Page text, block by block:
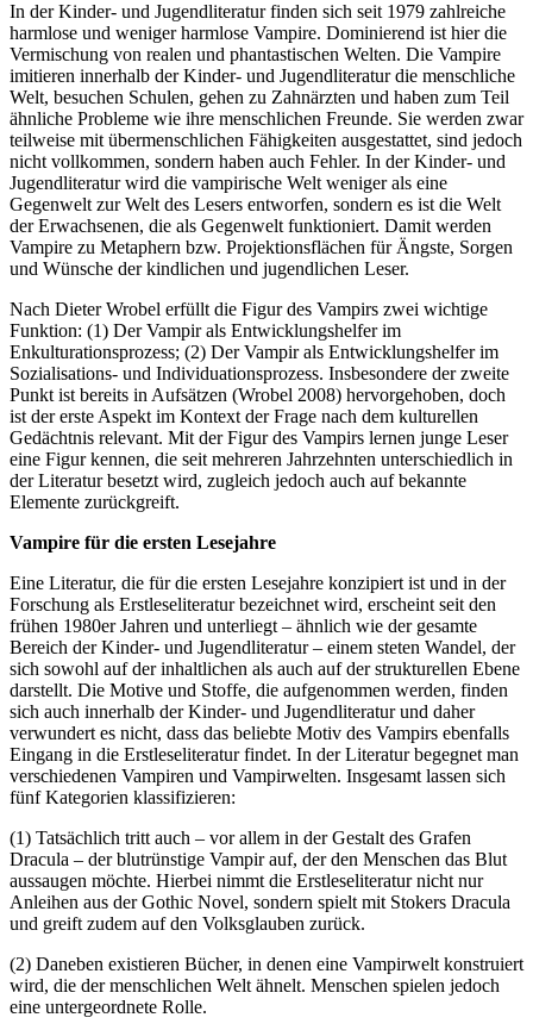
In der Kinder- und Jugendliteratur finden sich seit 1979 zahlreiche
harmlose und weniger harmlose Vampire. Dominierend ist hier die
Vermischung von realen und phantastischen Welten. Die Vampire
imitieren innerhalb der Kinder- und Jugendliteratur die menschliche
Welt, besuchen Schulen, gehen zu Zahnärzten und haben zum Teil
ähnliche Probleme wie ihre menschlichen Freunde. Sie werden zwar
teilweise mit übermenschlichen Fähigkeiten ausgestattet, sind jedoch
nicht vollkommen, sondern haben auch Fehler. In der Kinder- und
Jugendliteratur wird die vampirische Welt weniger als eine
Gegenwelt zur Welt des Lesers entworfen, sondern es ist die Welt
der Erwachsenen, die als Gegenwelt funktioniert. Damit werden
Vampire zu Metaphern bzw. Projektionsflächen für Ängste, Sorgen
und Wünsche der kindlichen und jugendlichen Leser.
Nach Dieter Wrobel erfüllt die Figur des Vampirs zwei wichtige
Funktion: (1) Der Vampir als Entwicklungshelfer im
Enkulturationsprozess; (2) Der Vampir als Entwicklungshelfer im
Sozialisations- und Individuationsprozess. Insbesondere der zweite
Punkt ist bereits in Aufsätzen (Wrobel 2008) hervorgehoben, doch
ist der erste Aspekt im Kontext der Frage nach dem kulturellen
Gedächtnis relevant. Mit der Figur des Vampirs lernen junge Leser
eine Figur kennen, die seit mehreren Jahrzehnten unterschiedlich in
der Literatur besetzt wird, zugleich jedoch auch auf bekannte
Elemente zurückgreift.
Vampire für die ersten Lesejahre
Eine Literatur, die für die ersten Lesejahre konzipiert ist und in der
Forschung als Erstleseliteratur bezeichnet wird, erscheint seit den
frühen 1980er Jahren und unterliegt – ähnlich wie der gesamte
Bereich der Kinder- und Jugendliteratur – einem steten Wandel, der
sich sowohl auf der inhaltlichen als auch auf der strukturellen Ebene
darstellt. Die Motive und Stoffe, die aufgenommen werden, finden
sich auch innerhalb der Kinder- und Jugendliteratur und daher
verwundert es nicht, dass das beliebte Motiv des Vampirs ebenfalls
Eingang in die Erstleseliteratur findet. In der Literatur begegnet man
verschiedenen Vampiren und Vampirwelten. Insgesamt lassen sich
fünf Kategorien klassifizieren:
(1) Tatsächlich tritt auch – vor allem in der Gestalt des Grafen
Dracula – der blutrünstige Vampir auf, der den Menschen das Blut
aussaugen möchte. Hierbei nimmt die Erstleseliteratur nicht nur
Anleihen aus der Gothic Novel, sondern spielt mit Stokers Dracula
und greift zudem auf den Volksglauben zurück.
(2) Daneben existieren Bücher, in denen eine Vampirwelt konstruiert
wird, die der menschlichen Welt ähnelt. Menschen spielen jedoch
eine untergeordnete Rolle.